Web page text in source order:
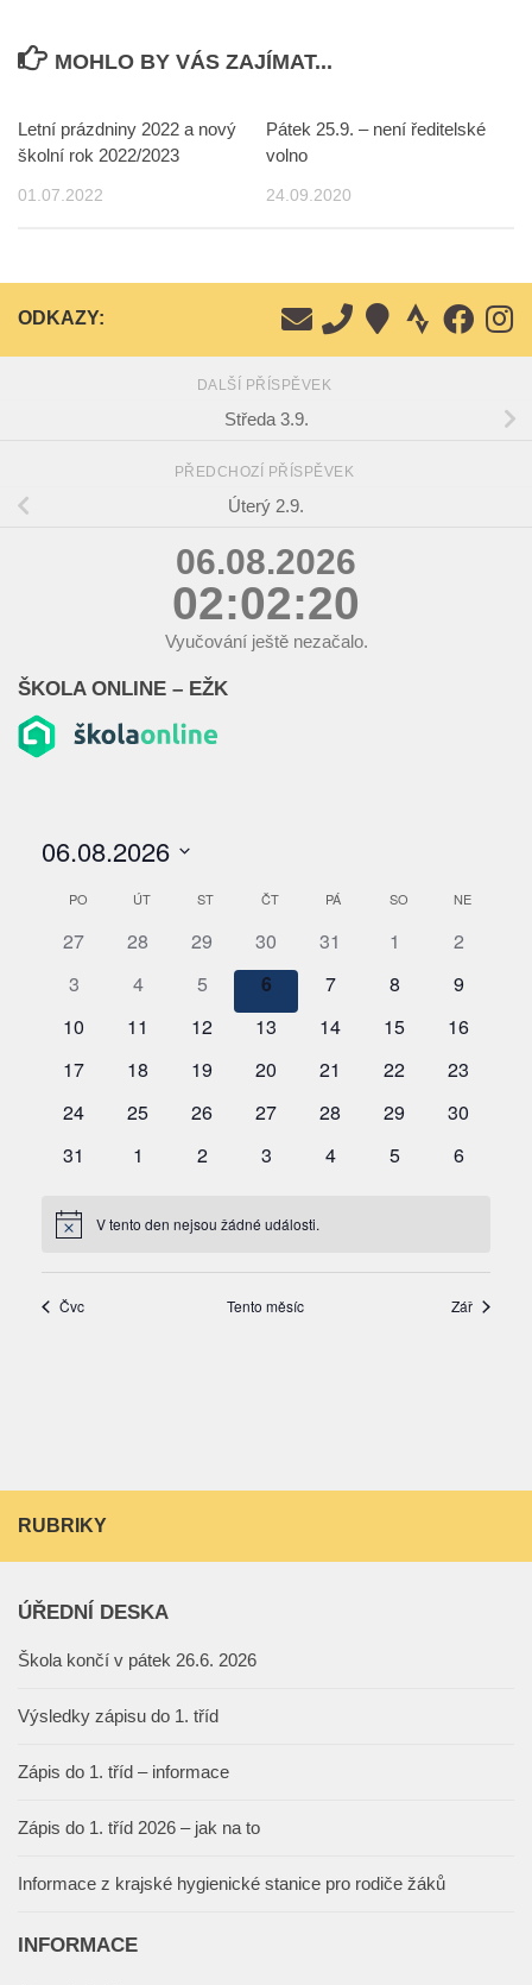
MOHLO BY VÁS ZAJÍMAT...
Letní prázdniny 2022 a nový
školní rok 2022/2023
01.07.2022
Pátek 25.9. – není ředitelské
volno
24.09.2020
ODKAZY:
DALŠÍ PŘÍSPĚVEK
Středa 3.9.
PŘEDCHOZÍ PŘÍSPĚVEK
Úterý 2.9.
06.08.2026
02:02:20
Vyučování ještě nezačalo.
ŠKOLA ONLINE – EŽK
RUBRIKY
ÚŘEDNÍ DESKA
Škola končí v pátek 26.6. 2026
Výsledky zápisu do 1. tříd
Zápis do 1. tříd – informace
Zápis do 1. tříd 2026 – jak na to
Informace z krajské hygienické stanice pro rodiče žáků
INFORMACE